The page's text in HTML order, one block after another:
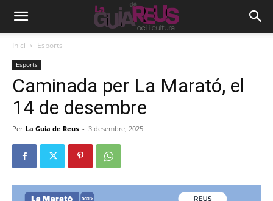
Inici Esports
Esports
Caminada per La Marató, el
14 de desembre
Per La Guia de Reus - 3 desembre, 2025